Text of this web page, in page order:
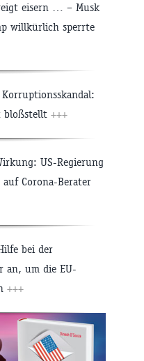
eisern … – Musk
willkürlich sperrte
bloßstellt +++
US-Regierung
Corona-Berater
bei der
an, um die EU-
+++